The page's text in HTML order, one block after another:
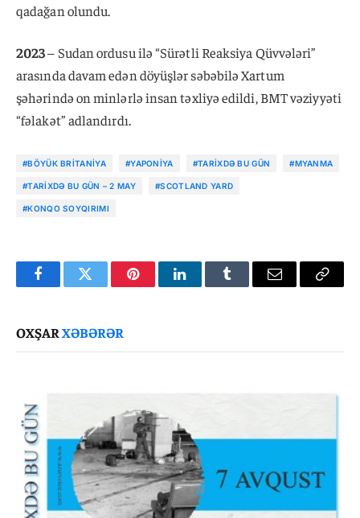
qadağan olundu.
2023– Sudan ordusu ilə “Sürətli Reaksiya Qüvvələri”
arasında davam edən döyüşlər səbəbilə Xartum
şəhərində on minlərlə insan təxliyə edildi, BMT vəziyyəti
“fəlakət” adlandırdı.
#BÖYÜK BRITANIYA #YAPONIYA #TARIXDƏ BU GÜN #MYANMA
#TARIXDƏ BU GÜN – 2 MAY #SCOTLAND YARD
#KONQO SOYQIRIMI
FacebookTwitter PinterestLinkedInTumblr Email
Copy
OXŞARXƏBƏRƏR